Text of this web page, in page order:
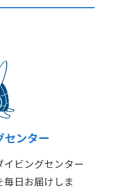
センター
ビングセンター
日お届けしま